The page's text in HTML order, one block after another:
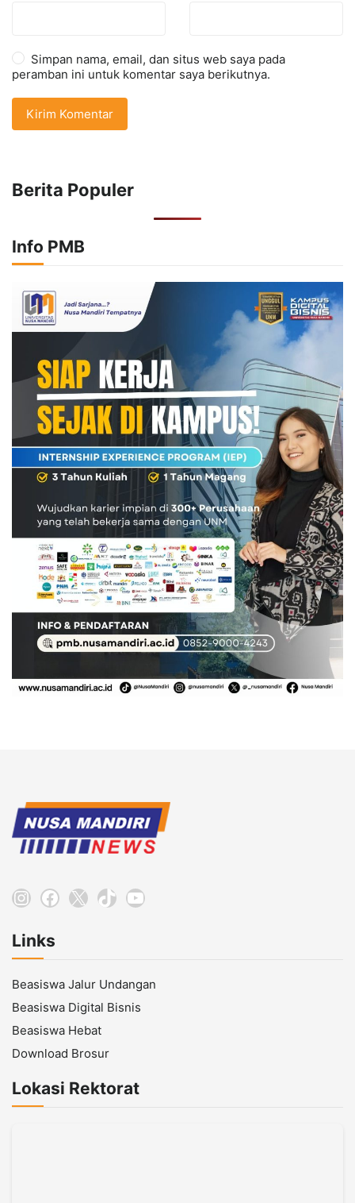
Simpan nama, email, dan situs web saya pada
peramban ini untuk komentar saya berikutnya.
Berita Populer
Info PMB
Instagram
Facebook
X TikTokYouTube
Links
Beasiswa Jalur Undangan
Beasiswa Digital Bisnis
Beasiswa Hebat
Download Brosur
Lokasi Rektorat